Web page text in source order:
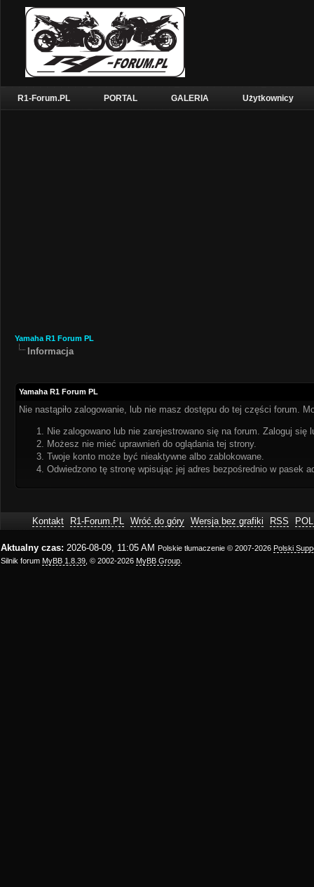
R1-Forum.PL PORTAL GALERIA Użytkownicy
Yamaha R1 Forum PL
Informacja
Yamaha R1 Forum PL
Nie nastąpiło zalogowanie, lub nie masz dostępu do tej części forum.
Nie zalogowano lub nie zarejestrowano się na forum. Zaloguj się
Możesz nie mieć uprawnień do oglądania tej strony.
Twoje konto może być nieaktywne albo zablokowane.
Odwiedzono tę stronę wpisując jej adres bezpośrednio w pasek
Kontakt R1-Forum.PL Wróć do góry Wersja bez grafiki RSS
Aktualny czas: 2026-08-09, 11:05 AM Polskie tłumaczenie © 2007-2026 Polski
Silnik forum MyBB 1.8.39 , © 2002-2026 MyBB Group